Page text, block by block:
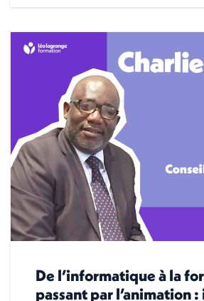
De l’informatique à la
passant par l’animation